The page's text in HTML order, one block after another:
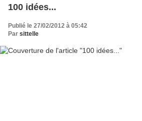
100 idées...
Publié le 27/02/2012 à 05:42
Par sittelle